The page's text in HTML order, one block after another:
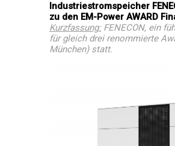
Industriestromspeicher
zu den EM-Power AWARD
Kurzfassung:FENECON, ein
für gleich drei renommierte
München) statt.